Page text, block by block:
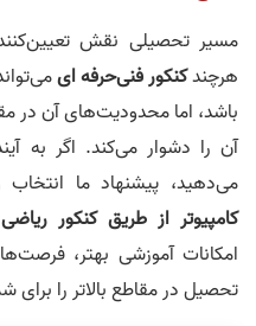
مسیر تحصیلی نقش
هرچندکنکور فنی‌حرفه ای
باشد، اما محدودیت‌های آن در
آن را دشوار می‌کند. اگر به
می‌دهید، پیشنهاد ما
کامپیوتر از طریق کنکور ریاضی
امکانات آموزشی بهتر،
تحصیل در مقاطع بالاتر را برای